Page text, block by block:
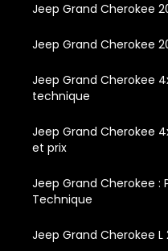
Jeep Grand Cherokee
Jeep Grand Cherokee
Jeep Grand Cherokee
technique
Jeep Grand Cherokee
et prix
Jeep Grand Cherokee :
Technique
Jeep Grand Cherokee